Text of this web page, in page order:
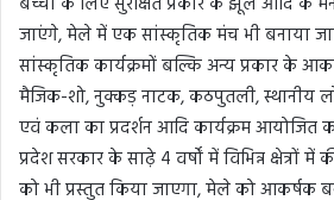
जाएंगे, मेले में एक सांस्कृतिक मंच भी बनाया
सांस्कृतिक कार्यक्रमों बल्कि अन्य प्रकार के
मैजिक-शो, नुक्कड़ नाटक, कठपुतली, स्थानीय
एवं कला का प्रदर्शन आदि कार्यक्रम आयोजित
प्रदेश सरकार के साढ़े 4 वर्षों में विभिन्न क्षेत्रों
को भी प्रस्तुत किया जाएगा, मेले को आकर्षक